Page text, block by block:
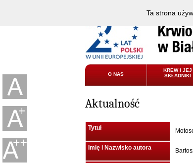
O NAS
KREW I JEJ
SKŁADNIKI
Aktualność
Tytuł
Imię i Nazwisko autora
Ta strona